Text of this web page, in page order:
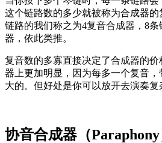
这个链路数的多少就被称为合成器
链路的我们称之为4复音合成器，8
器，依此类推。
复音数的多寡直接决定了合成器的
器上更加明显，因为每多一个复音
大的。但好处是你可以放开去演奏复
协音合成器（Paraphony